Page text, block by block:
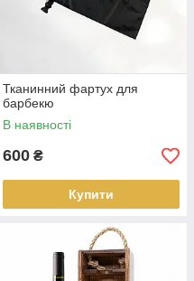
Тканинний фартух для
барбекю
В наявності
600 ₴
Купити